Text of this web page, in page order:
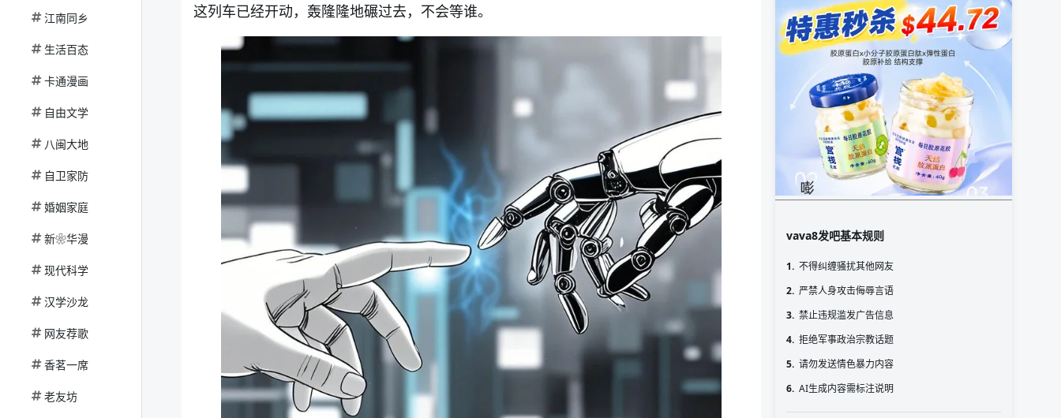
江南同乡
生活百态
卡通漫画
自由文学
八闽大地
自卫家防
婚姻家庭
新❀华漫
现代科学
汉学沙龙
网友荐歌
香茗一席
老友坊
这列车已经开动，轰隆隆地碾过去，不会等谁。
vava8发吧基本规则
1. 不得纠缠骚扰其他网友
2. 严禁人身攻击侮辱言语
3. 禁止违规滥发广告信息
4. 拒绝军事政治宗教话题
5. 请勿发送情色暴力内容
6. AI生成内容需标注说明